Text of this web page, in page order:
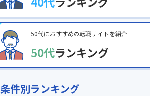
50代におすすめの転職サイトを紹介
50代ランキング
条件別ランキング